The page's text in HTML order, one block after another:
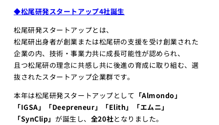
◆松尾研発スタートアップ4社誕生
松尾研発スタートアップとは、
松尾研出身者が創業または松尾研の支援を受け創業された
企業の内、技術・事業力共に成長可能性が認められ、
且つ松尾研の理念に共感し共に後進の育成に取り組む、選
抜されたスタートアップ企業群です。
本年は松尾研発スタートアップとして 「Almondo」
「IGSA」「Deepreneur」「Elith」「エムニ」
「SynClip」 が誕生し、 全20社となりました。